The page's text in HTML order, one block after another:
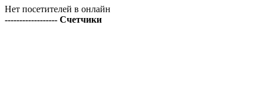
Нет посетителей в онлайн
------------------ Счетчики